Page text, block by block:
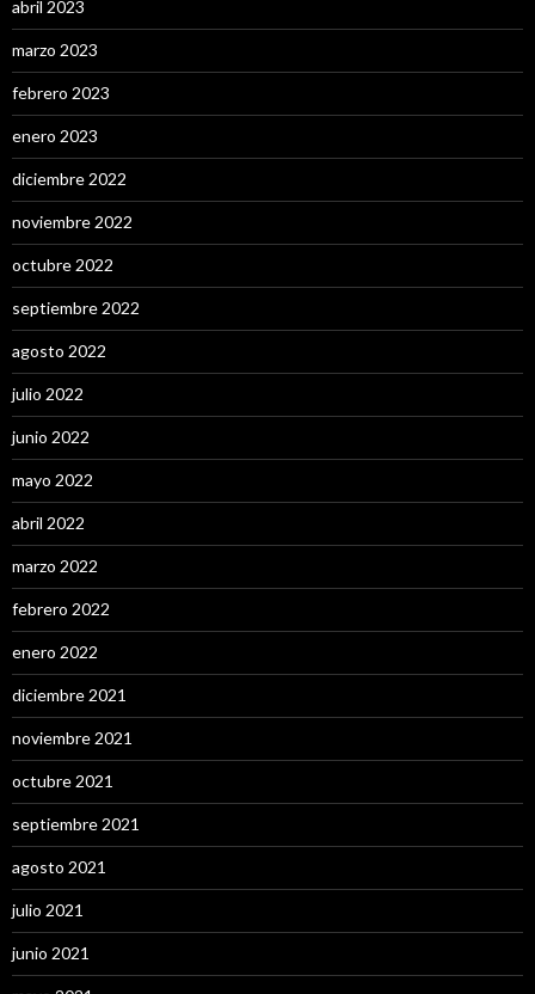
abril 2023
marzo 2023
febrero 2023
enero 2023
diciembre 2022
noviembre 2022
octubre 2022
septiembre 2022
agosto 2022
julio 2022
junio 2022
mayo 2022
abril 2022
marzo 2022
febrero 2022
enero 2022
diciembre 2021
noviembre 2021
octubre 2021
septiembre 2021
agosto 2021
julio 2021
junio 2021